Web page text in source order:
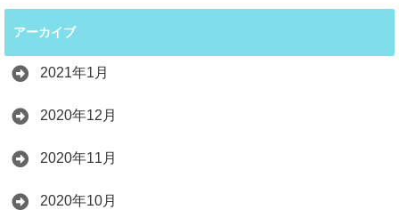
アーカイブ
2021年1月
2020年12月
2020年11月
2020年10月